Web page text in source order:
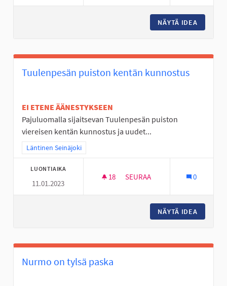
NÄYTÄ IDEA
Tuulenpesän puiston kentän kunnostus
EI ETENE ÄÄNESTYKSEEN
Pajuluomalla sijaitsevan Tuulenpesän puiston
viereisen kentän kunnostus ja uudet...
Rajaa tulokset teeman mukaan: Läntinen Seinäjoki
Läntinen Seinäjoki
LUONTIAIKA
11.01.2023
18 18 SEURAAJAA
SEURAA 0
NÄYTÄ IDEA
Nurmo on tylsä paska